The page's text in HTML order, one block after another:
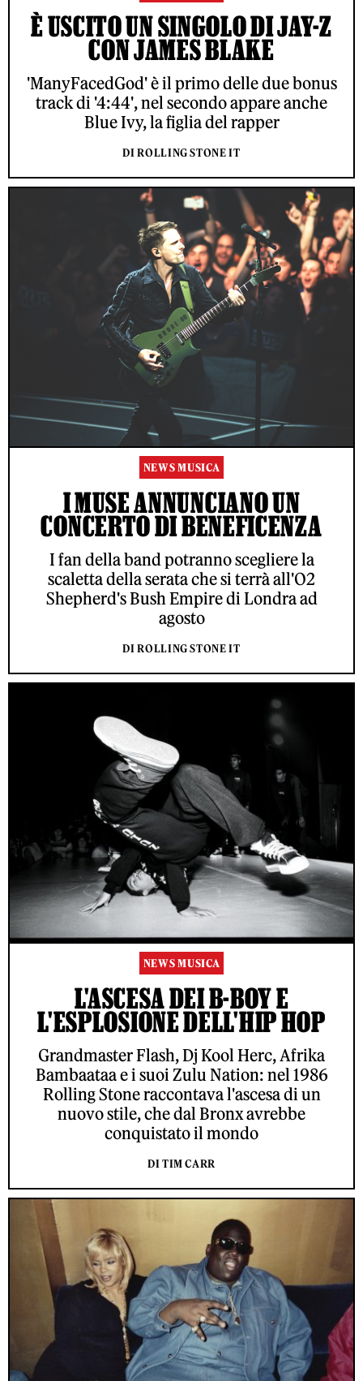
È USCITO UN SINGOLO DI JAY-Z
CON JAMES BLAKE
'ManyFacedGod' è il primo delle due bonus
track di '4:44', nel secondo appare anche
Blue Ivy, la figlia del rapper
DI ROLLING STONE IT
NEWS MUSICA
I MUSE ANNUNCIANO UN
CONCERTO DI BENEFICENZA
I fan della band potranno scegliere la
scaletta della serata che si terrà all'O2
Shepherd's Bush Empire di Londra ad
agosto
DI ROLLING STONE IT
NEWS MUSICA
L'ASCESA DEI B-BOY E
L'ESPLOSIONE DELL'HIP HOP
Grandmaster Flash, Dj Kool Herc, Afrika
Bambaataa e i suoi Zulu Nation: nel 1986
Rolling Stone raccontava l'ascesa di un
nuovo stile, che dal Bronx avrebbe
conquistato il mondo
DI TIM CARR